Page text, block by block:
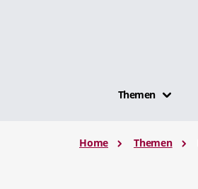
Themen
Home Themen